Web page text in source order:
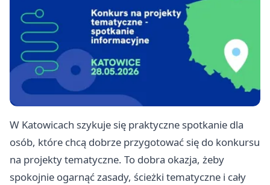
W Katowicach szykuje się praktyczne spotkanie dla
osób, które chcą dobrze przygotować się do konkursu
na projekty tematyczne. To dobra okazja, żeby
spokojnie ogarnąć zasady, ścieżki tematyczne i cały